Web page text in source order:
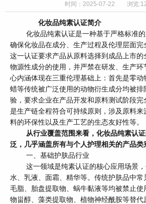
时间：2025-07-22 浏览
化妆品纯素认证简介
化妆品纯素认证是一种基于严格标准的
确保化妆品在成分、生产过程及伦理层面完
这一认证要求产品从原料选择到成品上市
物源性成分的使用，并严禁在研发、生产
心内涵体现在三重伦理基础上：首先是零
蜡等传统被广泛使用的动物衍生成分均被
验，要求企业在产品开发和原料测试阶段
是生产链全程符合可持续原则，涉及原料
料的环保性以及生产工艺的生态友好性等。
从行业覆盖范围来看，化妆品纯素认
泛，几乎涵盖所有与个人护理相关的产品类
一、基础护肤品行业
这一领域是纯素认证的核心应用场景，
水、乳液、面霜、精华等。传统护肤品中
毛脂、胎盘提取物、蜗牛黏液等均被禁止
物甾醇、藻类提取物、植物神经酰胺等替